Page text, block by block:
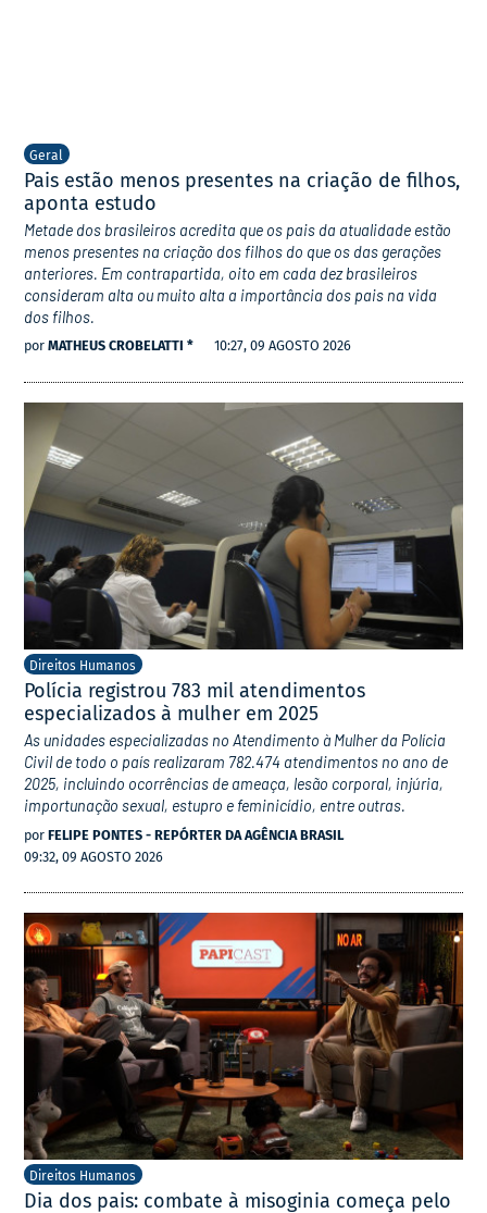
Geral
Pais estão menos presentes na criação de filhos,
aponta estudo
Metade dos brasileiros acredita que os pais da atualidade estão
menos presentes na criação dos filhos do que os das gerações
anteriores. Em contrapartida, oito em cada dez brasileiros
consideram alta ou muito alta a importância dos pais na vida
dos filhos.
por MATHEUS CROBELATTI * 10:27, 09 AGOSTO 2026
Direitos Humanos
Polícia registrou 783 mil atendimentos
especializados à mulher em 2025
As unidades especializadas no Atendimento à Mulher da Polícia
Civil de todo o país realizaram 782.474 atendimentos no ano de
2025, incluindo ocorrências de ameaça, lesão corporal, injúria,
importunação sexual, estupro e feminicídio, entre outras.
por FELIPE PONTES - REPÓRTER DA AGÊNCIA BRASIL
09:32, 09 AGOSTO 2026
Direitos Humanos
Dia dos pais: combate à misoginia começa pelo